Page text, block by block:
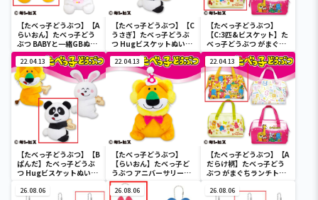
【たべっ子どうぶつ】【A
らいおん】たべっ子どう
ぶつ BABYと一緒GBぬい
ぐるみ
【たべっ子どうぶつ】【C
うさぎ】たべっ子どうぶ
つ Hugビスケットぬいぐ
るみ2
【たべっ子どうぶつ】
【C:3匹&ビスケット】た
べっ子どうぶつ がまぐち
ランチトートバッグ2
22.04.13
【たべっ子どうぶつ】【B
ぱんだ】たべっ子どうぶ
つ Hugビスケットぬいぐ
22.04.13
【たべっ子どうぶつ】
【らいおん】たべっ子ど
うぶつ アニバーサリー
BIG
22.04.13
【たべっ子どうぶつ】【A
だらけ柄】たべっ子どう
ぶつ がまぐちランチトー
26.08.06 26.08.06 26.08.06